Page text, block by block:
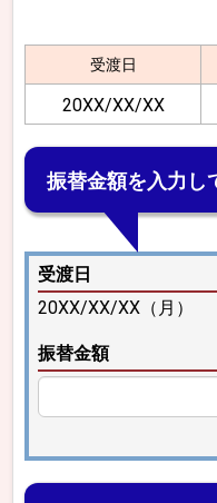
受渡日
20XX/XX/XX
振替金額を入力し
受渡日
20XX/XX/XX（月）
振替金額